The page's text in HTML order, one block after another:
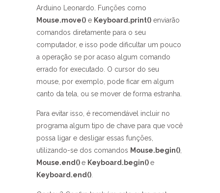
Arduino Leonardo. Funções como
Mouse.move() e Keyboard.print() enviarão
comandos diretamente para o seu
computador, e isso pode dificultar um pouco
a operação se por acaso algum comando
errado for executado. O cursor do seu
mouse, por exemplo, pode ficar em algum
canto da tela, ou se mover de forma estranha.
Para evitar isso, é recomendável incluir no
programa algum tipo de chave para que você
possa ligar e desligar essas funções,
utilizando-se dos comandos Mouse.begin()
Mouse.end()e Keyboard.begin()e
Keyboard.end()